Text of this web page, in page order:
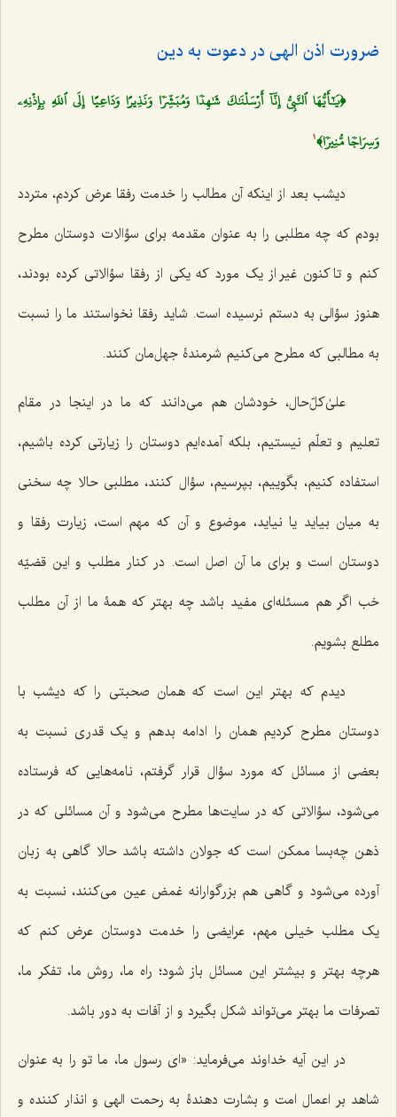
ضرورت اذن الهی در دعوت به دین
﴿يَٰٓأَيُّهَا ٱلنَّبِيُّ إِنَّآ أَرۡسَلۡنَٰكَ شَٰهِدٗا وَمُبَشِّرٗا وَنَذِيرًا وَدَاعِيًا إِلَى ٱللَهِ بِإِذۡنِهِۦ
وَسِرَاجٗا مُّنِيرٗا﴾1
دیشب بعد از اینکه آن مطالب را خدمت رفقا عرض کردم، متردد
بودم که چه مطلبی را به عنوان مقدمه برای سؤالات دوستان مطرح
کنم و تا کنون غیر از یک مورد که یکی از رفقا سؤالاتی کرده بودند،
هنوز سؤالی به دستم نرسیده است. شاید رفقا نخواستند ما را نسبت
به مطالبی که مطرح می‌کنیم شرمندۀ جهل‌مان کنند.
علیٰ‌کلّ‌حال، خودشان هم می‌دانند که ما در اینجا در مقام
تعلیم و تعلّم نیستیم، بلکه آمده‌ایم دوستان را زیارتی کرده باشیم،
استفاده کنیم، بگوییم، بپرسیم، سؤال کنند، مطلبی حالا چه سخنی
به میان بیاید یا نیاید، موضوع و آن که مهم است، زیارت رفقا و
دوستان است و برای ما آن اصل است. در کنار مطلب و این قضیّه
خب اگر هم مسئله‌ای مفید باشد چه بهتر که همۀ ما از آن مطلب
مطلع بشویم.
دیدم که بهتر این است که همان صحبتی را که دیشب با
دوستان مطرح کردیم همان را ادامه بدهم و یک قدری نسبت به
بعضی از مسائل که مورد سؤال قرار گرفتم، نامه‌هایی که فرستاده
می‌شود، سؤالاتی که در سایت‌ها مطرح می‌شود و آن مسائلی که در
ذهن چه‌بسا ممکن است که جولان داشته باشد حالا گاهی به زبان
آورده می‌شود و گاهی هم بزرگوارانه غمض عین می‌کنند، نسبت به
یک مطلب خیلی مهم، عرایضی را خدمت دوستان عرض کنم که
هرچه بهتر و بیشتر این مسائل باز شود؛ راه ما، روش ما، تفکر ما،
تصرفات ما بهتر می‌تواند شکل بگیرد و از آفات به دور باشد.
در این آیه خداوند می‌فرماید: «ای رسول ما، ما تو را به عنوان
شاهد بر اعمال امت و بشارت دهندۀ به رحمت الهی و انذار کننده و